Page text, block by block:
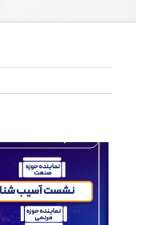
View
Image